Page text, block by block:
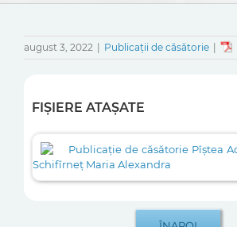
august 3, 2022 Publicații de căsătorie
FIȘIERE ATAȘATE
Publicație de căsătorie Pîștea
Schifîrneț Maria Alexandra